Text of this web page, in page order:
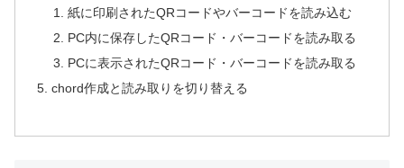
紙に印刷されたQRコードやバーコードを読み込む
PC内に保存したQRコード・バーコードを読み取る
PCに表示されたQRコード・バーコードを読み取る
chord作成と読み取りを切り替える